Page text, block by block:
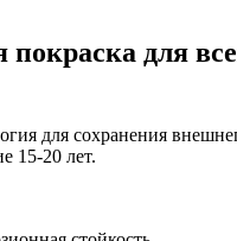
для
для сохранения
15-20 лет.